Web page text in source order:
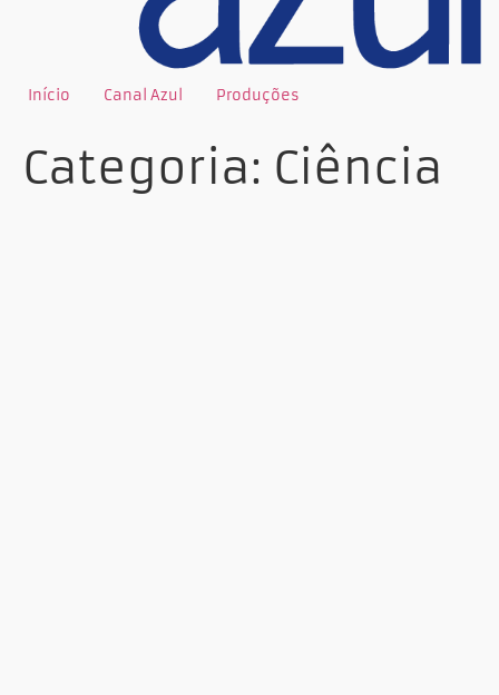
Início Canal Azul Produções
Categoria: Ciência